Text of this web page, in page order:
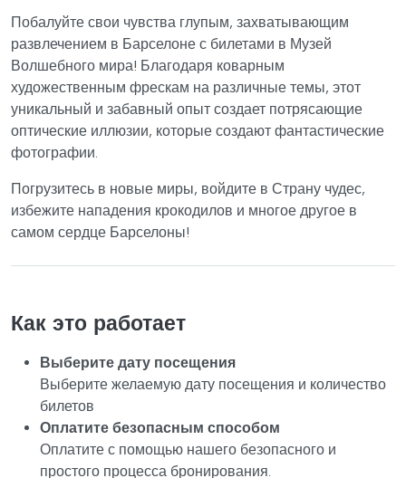
Побалуйте свои чувства глупым, захватывающим
развлечением в Барселоне с билетами в Музей
Волшебного мира! Благодаря коварным
художественным фрескам на различные темы, этот
уникальный и забавный опыт создает потрясающие
оптические иллюзии, которые создают фантастические
фотографии.
Погрузитесь в новые миры, войдите в Страну чудес,
избежите нападения крокодилов и многое другое в
самом сердце Барселоны!
Как это работает
Выберите дату посещения
Выберите желаемую дату посещения и количество
билетов
Оплатите безопасным способом
Оплатите с помощью нашего безопасного и
простого процесса бронирования.